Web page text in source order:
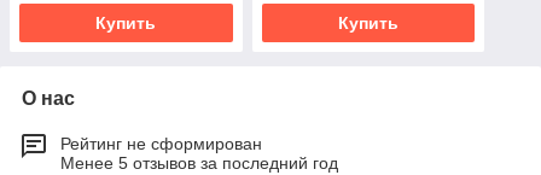
Купить Купить
О нас
Рейтинг не сформирован
Менее 5 отзывов за последний год